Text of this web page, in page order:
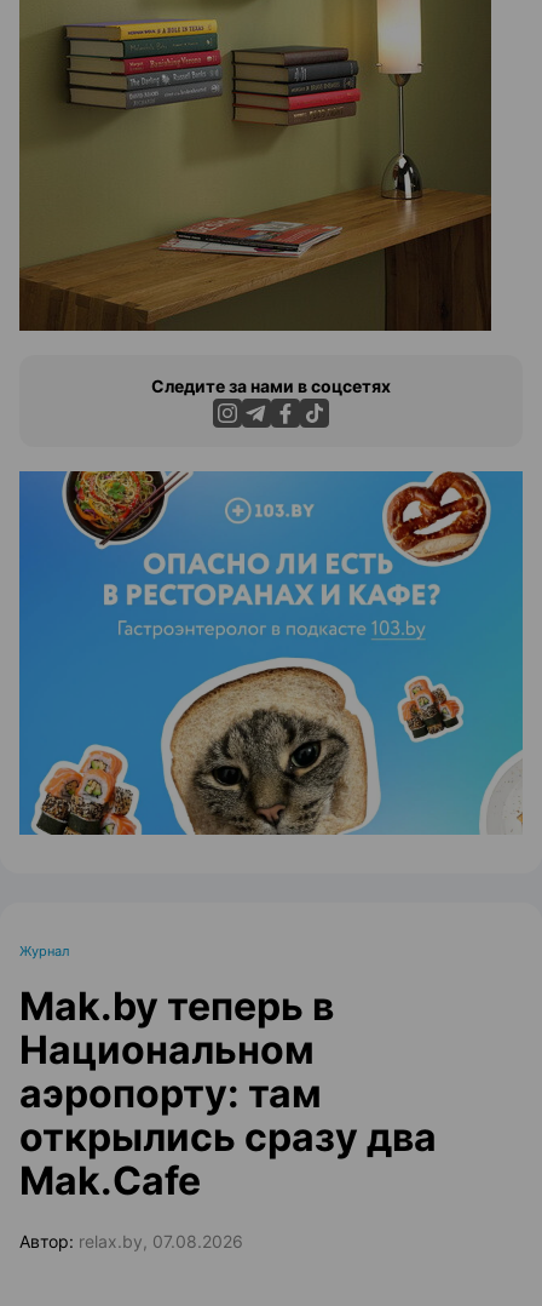
Следите за нами в соцсетях
ЭФФЕКТИВНАЯ РЕКЛАМА НА САЙТЕ
Журнал
Mak.by теперь в
Национальном
аэропорту: там
открылись сразу два
Mak.Cafe
Автор: relax.by, 07.08.2026